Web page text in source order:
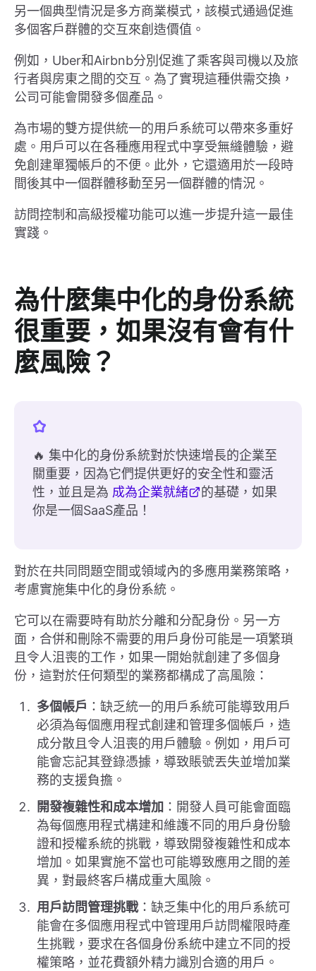
另一個典型情況是多方商業模式，該模式通過促進
多個客戶群體的交互來創造價值。
例如，Uber和Airbnb分別促進了乘客與司機以及旅
行者與房東之間的交互。為了實現這種供需交換，
公司可能會開發多個產品。
為市場的雙方提供統一的用戶系統可以帶來多重好
處。用戶可以在各種應用程式中享受無縫體驗，避
免創建單獨帳戶的不便。此外，它還適用於一段時
間後其中一個群體移動至另一個群體的情況。
訪問控制和高級授權功能可以進一步提升這一最佳
實踐。
為什麼集中化的身份系統
很重要，如果沒有會有什
麼風險？
🔥 集中化的身份系統對於快速增長的企業至
關重要，因為它們提供更好的安全性和靈活
性，並且是為 成為企業就緒
的基礎，如果
你是一個SaaS產品！
對於在共同問題空間或領域內的多應用業務策略，
考慮實施集中化的身份系統。
它可以在需要時有助於分離和分配身份。另一方
面，合併和刪除不需要的用戶身份可能是一項繁瑣
且令人沮喪的工作，如果一開始就創建了多個身
份，這對於任何類型的業務都構成了高風險：
多個帳戶 ：缺乏統一的用戶系統可能導致用戶
必須為每個應用程式創建和管理多個帳戶，造
成分散且令人沮喪的用戶體驗。例如，用戶可
能會忘記其登錄憑據，導致賬號丟失並增加業
務的支援負擔。
開發複雜性和成本增加 ：開發人員可能會面臨
為每個應用程式構建和維護不同的用戶身份驗
證和授權系統的挑戰，導致開發複雜性和成本
增加。如果實施不當也可能導致應用之間的差
異，對最終客戶構成重大風險。
用戶訪問管理挑戰：缺乏集中化的用戶系統可
能會在多個應用程式中管理用戶訪問權限時產
生挑戰，要求在各個身份系統中建立不同的授
權策略，並花費額外精力識別合適的用戶。